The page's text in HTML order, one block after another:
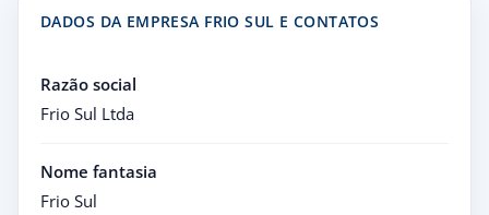
DADOS DA EMPRESA FRIO SUL E CONTATOS
Razão social
Frio Sul Ltda
Nome fantasia
Frio Sul